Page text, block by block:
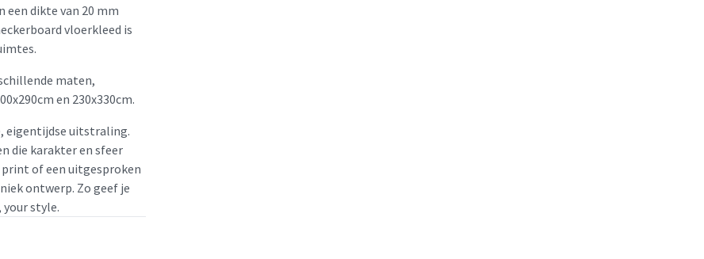
een dikte van 20 mm
vloerkleed is
maten,
en 230x330cm.
eigentijdse uitstraling.
die karakter en sfeer
of een uitgesproken
ontwerp. Zo geef je
your style.